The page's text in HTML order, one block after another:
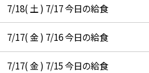
7/18( 土 ) 7/17 今日の給食
7/17( 金 ) 7/16 今日の給食
7/17( 金 ) 7/15 今日の給食